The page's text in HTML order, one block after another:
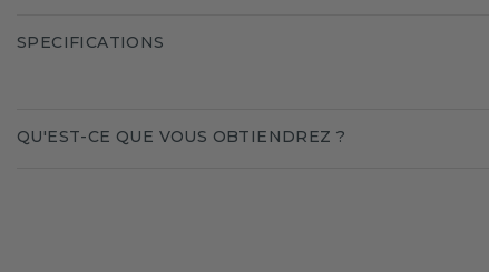
SPECIFICATIONS
QU'EST-CE QUE VOUS OBTIENDREZ ?